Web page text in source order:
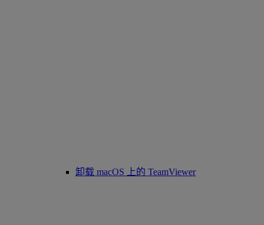
卸载 macOS 上的 TeamViewer